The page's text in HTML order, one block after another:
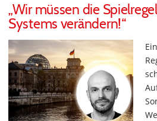
„Wir müssen die
Systems verändern!“